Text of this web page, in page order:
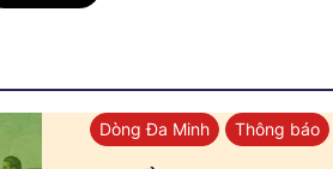
Dòng Đa Minh Thông báo